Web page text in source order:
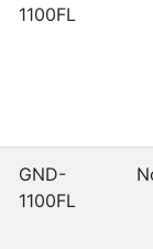
1100FL
GND-
1100FL